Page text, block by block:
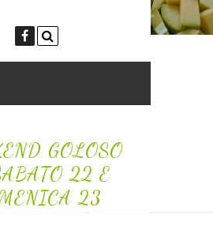
GOLOSO
22 E
23
2025 I